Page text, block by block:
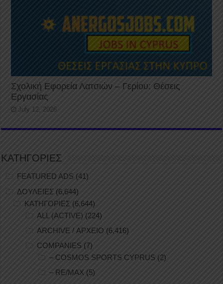
Σχολική Εφορεία Λατσιών – Γερίου: Θέσεις
Εργασίας
July 12, 2026
ΚΑΤΗΓΟΡΙΕΣ
FEATURED ADS (41)
ΔΟΥΛΕΙΕΣ (6,644)
ΚΑΤΗΓΟΡΙΕΣ (6,644)
ALL (ACTIVE) (224)
ARCHIVE / ΑΡΧΕΙΟ (6,416)
COMPANIES (7)
– COSMOS SPORTS CYPRUS (2)
– RE/MAX (5)